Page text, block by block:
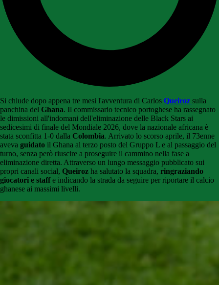
Si chiude dopo appena tre mesi l'avventura di Carlos Queiroz sulla
panchina del Ghana. Il commissario tecnico portoghese ha rassegnato
le dimissioni all'indomani dell'eliminazione delle Black Stars ai
sedicesimi di finale del Mondiale 2026, dove la nazionale africana è
stata sconfitta 1-0 dalla Colombia. Arrivato lo scorso aprile, il 73enne
aveva guidato il Ghana al terzo posto del Gruppo L e al passaggio del
turno, senza però riuscire a proseguire il cammino nella fase a
eliminazione diretta. Attraverso un lungo messaggio pubblicato sui
propri canali social, Queiroz ha salutato la squadra, ringraziando
giocatori e staffe indicando la strada da seguire per riportare il calcio
ghanese ai massimi livelli.